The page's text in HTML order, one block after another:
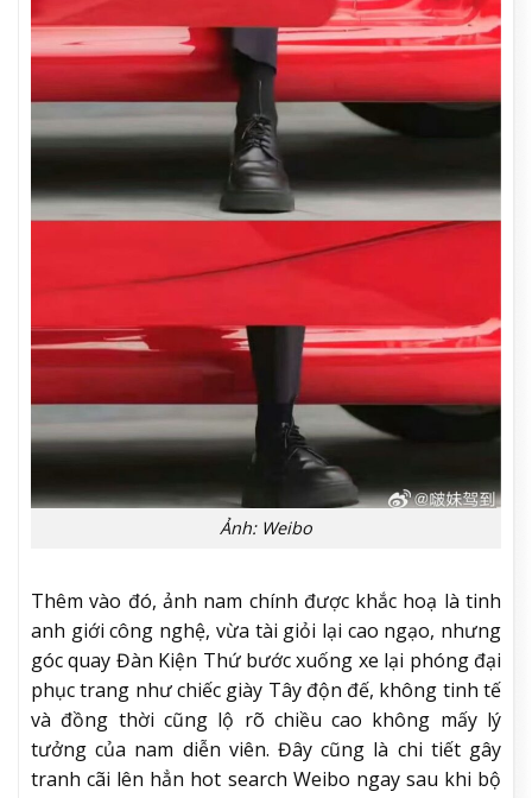
Ảnh: Weibo
Thêm vào đó, ảnh nam chính được khắc hoạ là tinh
anh giới công nghệ, vừa tài giỏi lại cao ngạo, nhưng
góc quay Đàn Kiện Thứ bước xuống xe lại phóng đại
phục trang như chiếc giày Tây độn đế, không tinh tế
và đồng thời cũng lộ rõ chiều cao không mấy lý
tưởng của nam diễn viên. Đây cũng là chi tiết gây
tranh cãi lên hẳn hot search Weibo ngay sau khi bộ